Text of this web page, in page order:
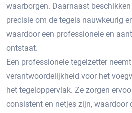
waarborgen.​ Daarnaast
precisie om de tegels nauwkeurig
waardoor een professionele en
ontstaat.​
Een professionele tegelzetter
verantwoordelijkheid voor het
het tegeloppervlak.​ Ze zorgen
consistent en netjes zijn, waardoor